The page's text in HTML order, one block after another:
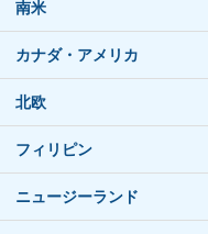
南米
カナダ・アメリカ
北欧
フィリピン
ニュージーランド